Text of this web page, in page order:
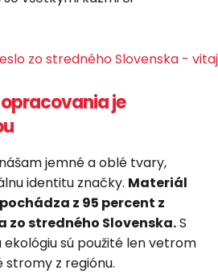
je
jemné a oblé tvary,
identitu značky. Materiál
z 95 percent z
stredného Slovenska.S
sú použité len vetrom
z regiónu.